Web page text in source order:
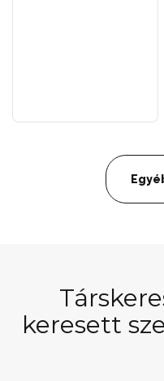
keresett